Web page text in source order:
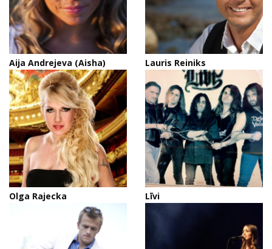
Aija Andrejeva (Aisha) Lauris Reiniks
Olga Rajecka Līvi